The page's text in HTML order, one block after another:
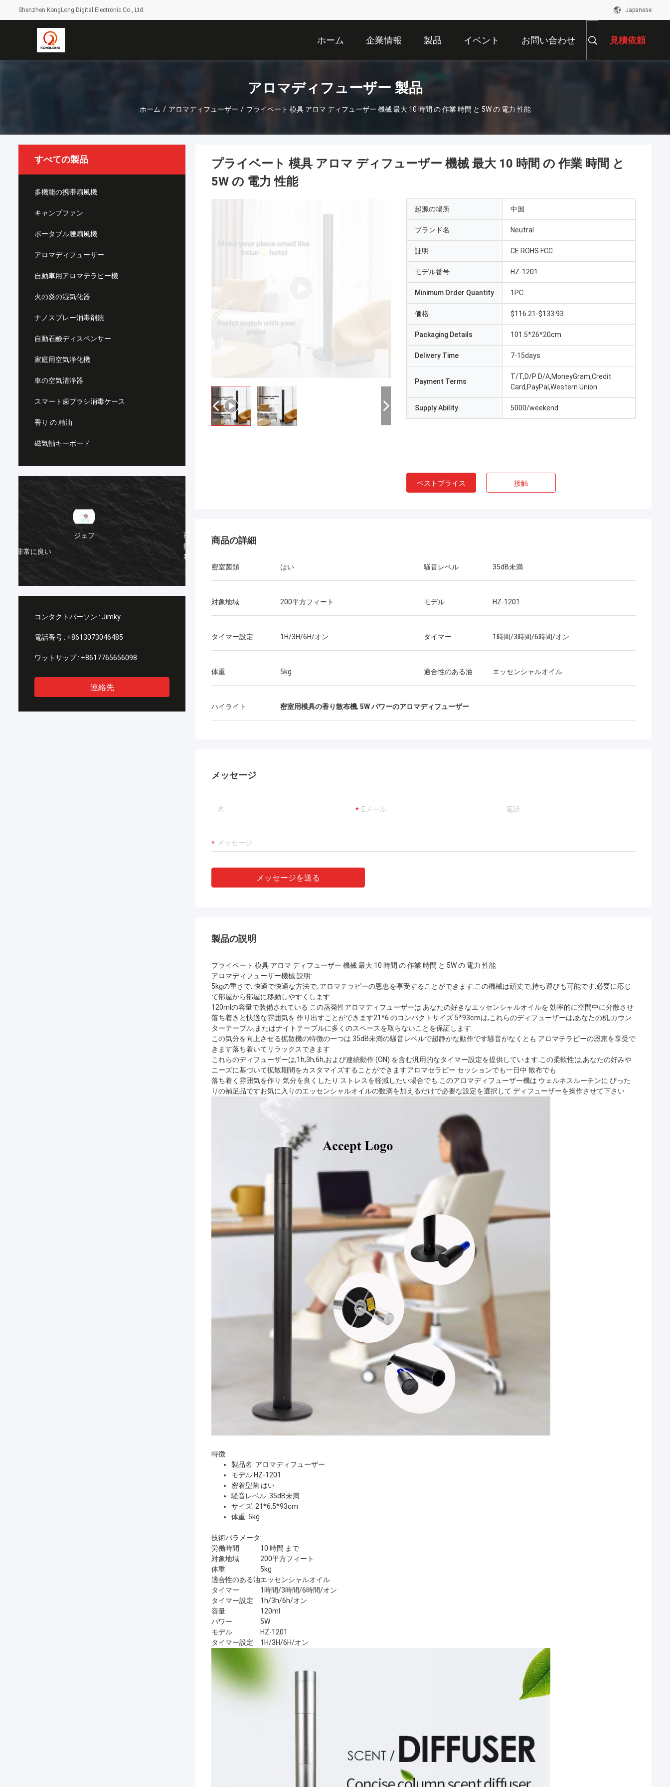
Shenzhen KongLong Digital Electronic Co., Ltd. Japanese
ホーム 企業情報 製品 イベント お問い合わせ 見積依頼
アロマディフューザー 製品
ホーム / アロマディフューザー / プライベート 模具 アロマ ディフューザー 機械 最大 10 時間 の 作業 時間 と 5W の 電力 性能
すべての製品
多機能の携帯扇風機
キャンプファン
ポータブル腰扇風機
アロマディフューザー
自動車用アロマテラピー機
火の炎の湿気化器
ナノスプレー消毒剤銃
自動石鹸ディスペンサー
家庭用空気浄化機
車の空気清浄器
スマート歯ブラシ消毒ケース
香り の 精油
磁気軸キーボード
ケニー
商品の包装は優秀で 品質は非常に良い 選
択された輸送は迅速で 価格も優れています
私は再び取引に戻ります ありがとう,キャ
ミラ・カベロあなたがやったことすべての
ために.
ミラ・カベロあなたがやったことすべての
ために.
コンタクトパーソン : Jimky
電話番号 : +8613073046485
ワットサップ : +8617765656098
連絡先
プライベート 模具 アロマ ディフューザー 機械 最大 10 時間 の 作業 時間 と
5W の 電力 性能
起源の場所 中国
ブランド名 Neutral
証明 CE ROHS FCC
モデル番号 HZ-1201
Minimum Order Quantity 1PC
価格 $116.21-$133.93
Packaging Details 101.5*26*20cm
Delivery Time 7-15days
Payment Terms
T/T,D/P D/A,MoneyGram,Credit
Card,PayPal,Western Union
Supply Ability 5000/weekend
ベストプライス 接触
商品の詳細
密室菌類 はい 騒音レベル 35dB未満
対象地域 200平方フィート モデル HZ-1201
タイマー設定 1H/3H/6H/オン タイマー 1時間/3時間/6時間/オン
体重 5kg 適合性のある油 エッセンシャルオイル
ハイライト 密室用模具の香り散布機, 5W パワーのアロマディフューザー
メッセージ
メッセージを送る
製品の説明
プライベート 模具 アロマ ディフューザー 機械 最大 10 時間 の 作業 時間 と 5W の 電力 性能
アロマディフューザー機械 説明:
5kgの重さで, 快適で快適な方法で, アロマテラピーの恩恵を享受することができます.この機械は頑丈で,持ち運びも可能です.必要に応じ
て部屋から部屋に移動しやすくします
120mlの容量で装備されている この蒸発性アロマディフューザーは あなたの好きなエッセンシャルオイルを 効率的に空間中に分散させ
落ち着きと快適な雰囲気を 作り出すことができます21*6 のコンパクトサイズ.5*93cmは,これらのディフューザーは,あなたの机,カウン
ターテーブル,またはナイトテーブルに多くのスペースを取らないことを保証します.
この気分を向上させる拡散機の特徴の一つは 35dB未満の騒音レベルで超静かな動作です騒音がなくとも アロマテラピーの恩恵を享受で
きます落ち着いてリラックスできます
これらのディフューザーは,1h,3h,6h,および連続動作 (ON) を含む汎用的なタイマー設定を提供しています.この柔軟性は,あなたの好みや
ニーズに基づいて拡散期間をカスタマイズすることができますアロマセラピー セッションでも一日中 散布でも
落ち着く雰囲気を作り 気分を良くしたり ストレスを軽減したい場合でも このアロマディフューザー機は ウェルネスルーチンに ぴった
りの補足品ですお気に入りのエッセンシャルオイルの数滴を加えるだけで必要な設定を選択して ディフューザーを操作させて下さい
特徴:
製品名: アロマディフューザー
モデル:HZ-1201
密着型菌:はい
騒音レベル: 35dB未満
サイズ: 21*6.5*93cm
体重: 5kg
技術パラメータ:
労働時間
10 時間 まで
対象地域
200平方フィート
体重
5kg
適合性のある油エッセンシャルオイル
タイマー
1時間/3時間/6時間/オン
タイマー設定
1h/3h/6h/オン
容量
120ml
パワー
5W
モデル
HZ-1201
タイマー設定
1H/3H/6H/オン